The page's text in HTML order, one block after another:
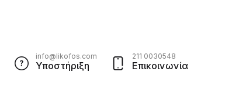
info@likofos.com
Υποστήριξη
211 0030548
Επικοινωνία